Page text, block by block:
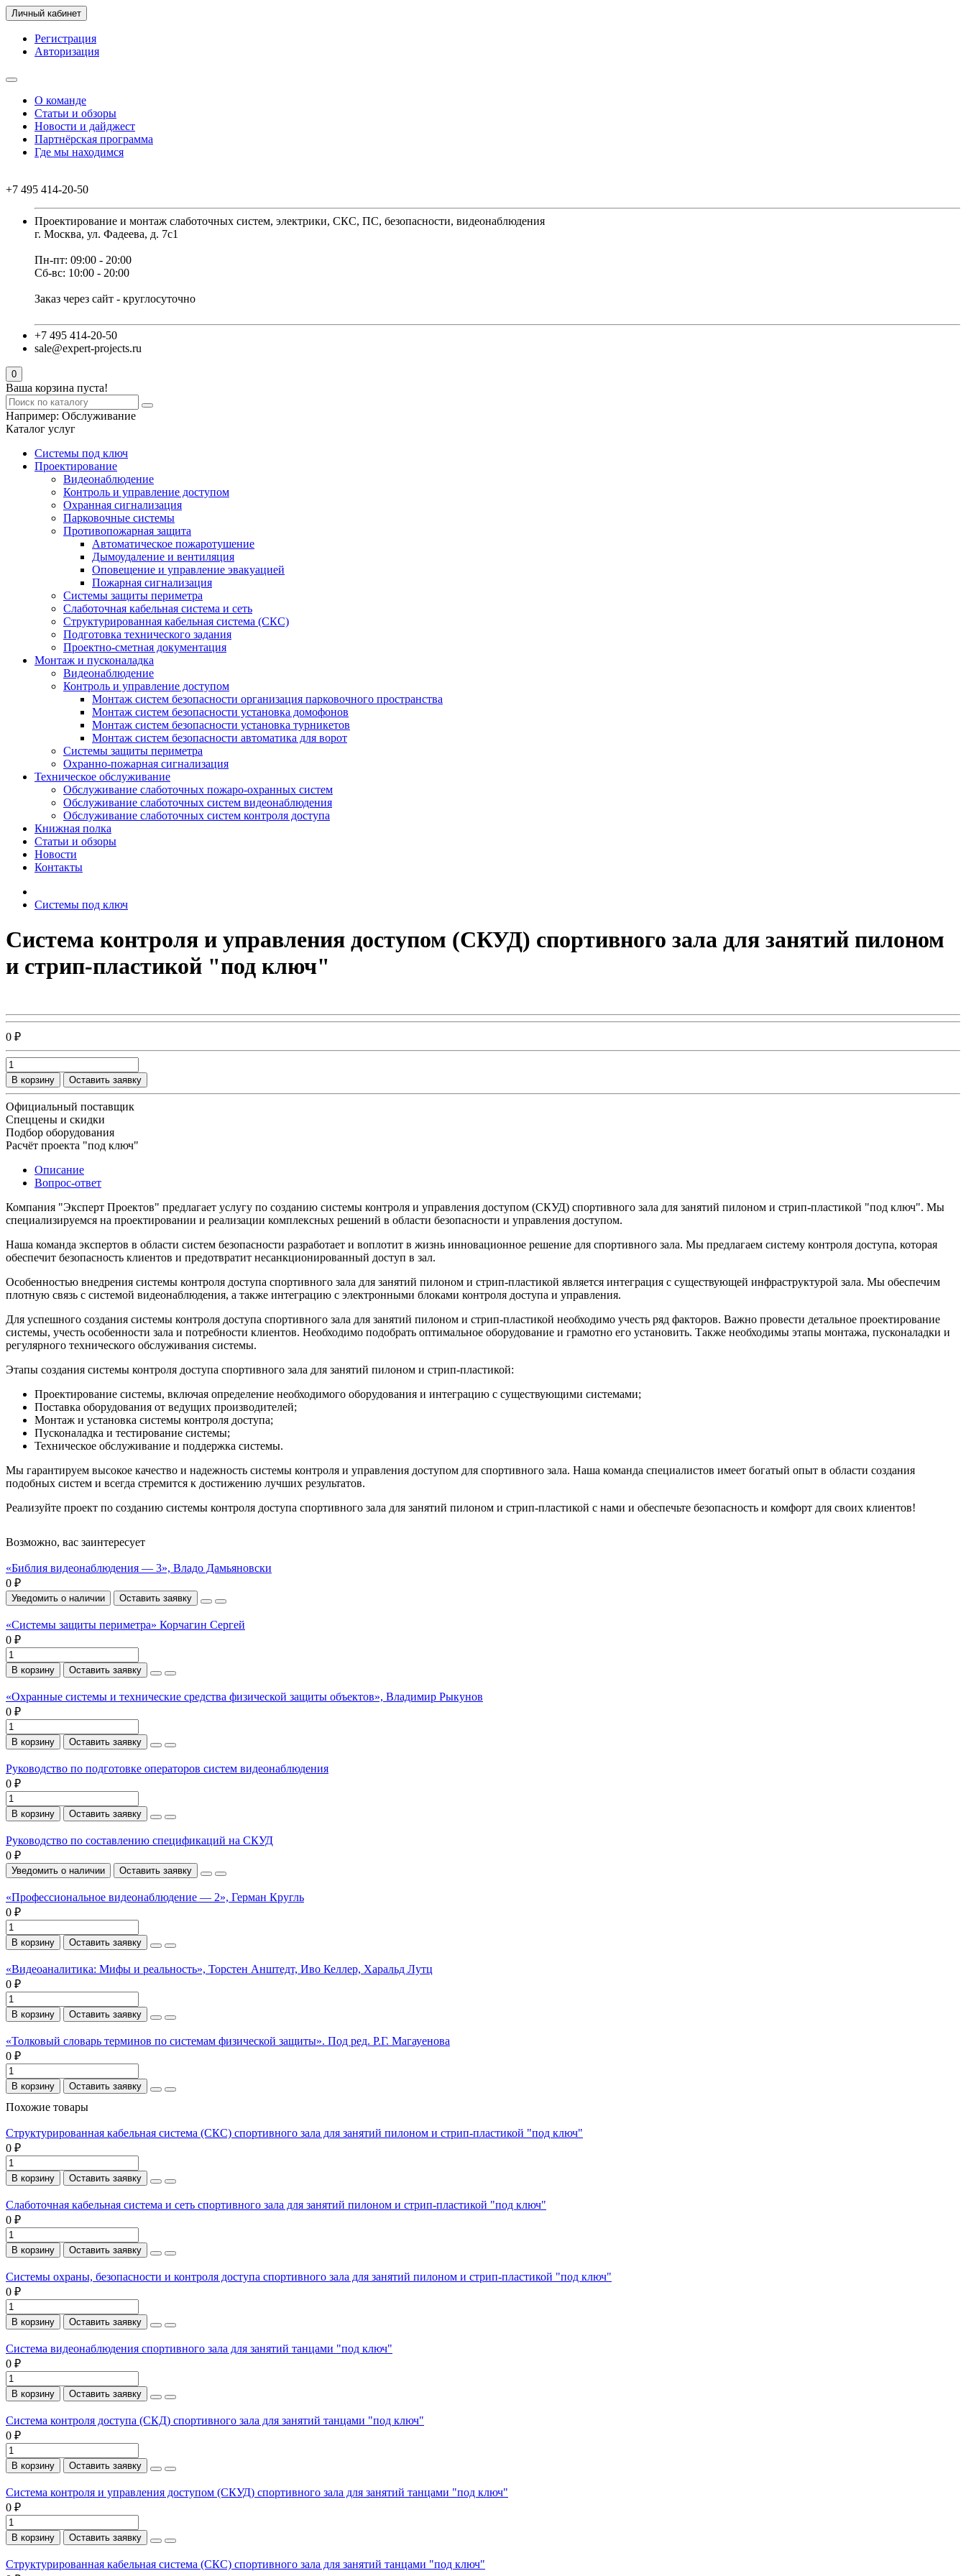
Личный кабинет
Регистрация
Авторизация
О команде
Статьи и обзоры
Новости и дайджест
Партнёрская программа
Где мы находимся
+7 495 414-20-50
Проектирование и монтаж слаботочных систем, электрики, СКС, ПС, безопасности, видеонаблюдения
г. Москва, ул. Фадеева, д. 7с1
Пн-пт: 09:00 - 20:00
Сб-вс: 10:00 - 20:00
Заказ через сайт - круглосуточно
+7 495 414-20-50
sale@expert-projects.ru
0
Ваша корзина пуста!
Например: Обслуживание
Каталог услуг
Системы под ключ
Проектирование
Видеонаблюдение
Контроль и управление доступом
Охранная сигнализация
Парковочные системы
Противопожарная защита
Автоматическое пожаротушение
Дымоудаление и вентиляция
Оповещение и управление эвакуацией
Пожарная сигнализация
Системы защиты периметра
Слаботочная кабельная система и сеть
Структурированная кабельная система (СКС)
Подготовка технического задания
Проектно-сметная документация
Монтаж и пусконаладка
Видеонаблюдение
Контроль и управление доступом
Монтаж систем безопасности организация парковочного пространства
Монтаж систем безопасности установка домофонов
Монтаж систем безопасности установка турникетов
Монтаж систем безопасности автоматика для ворот
Системы защиты периметра
Охранно-пожарная сигнализация
Техническое обслуживание
Обслуживание слаботочных пожаро-охранных систем
Обслуживание слаботочных систем видеонаблюдения
Обслуживание слаботочных систем контроля доступа
Книжная полка
Статьи и обзоры
Новости
Контакты
Системы под ключ
Система контроля и управления доступом (СКУД) спортивного зала для занятий пилоном
и стрип-пластикой "под ключ"
0 ₽
В корзину Оставить заявку
Официальный поставщик
Спеццены и скидки
Подбор оборудования
Расчёт проекта "под ключ"
Описание
Вопрос-ответ
Компания "Эксперт Проектов" предлагает услугу по созданию системы контроля и управления доступом (СКУД) спортивного зала для занятий пилоном и стрип-пластикой "под ключ". Мы
специализируемся на проектировании и реализации комплексных решений в области безопасности и управления доступом.
Наша команда экспертов в области систем безопасности разработает и воплотит в жизнь инновационное решение для спортивного зала. Мы предлагаем систему контроля доступа, которая
обеспечит безопасность клиентов и предотвратит несанкционированный доступ в зал.
Особенностью внедрения системы контроля доступа спортивного зала для занятий пилоном и стрип-пластикой является интеграция с существующей инфраструктурой зала. Мы обеспечим
плотную связь с системой видеонаблюдения, а также интеграцию с электронными блоками контроля доступа и управления.
Для успешного создания системы контроля доступа спортивного зала для занятий пилоном и стрип-пластикой необходимо учесть ряд факторов. Важно провести детальное проектирование
системы, учесть особенности зала и потребности клиентов. Необходимо подобрать оптимальное оборудование и грамотно его установить. Также необходимы этапы монтажа, пусконаладки и
регулярного технического обслуживания системы.
Этапы создания системы контроля доступа спортивного зала для занятий пилоном и стрип-пластикой:
Проектирование системы, включая определение необходимого оборудования и интеграцию с существующими системами;
Поставка оборудования от ведущих производителей;
Монтаж и установка системы контроля доступа;
Пусконаладка и тестирование системы;
Техническое обслуживание и поддержка системы.
Мы гарантируем высокое качество и надежность системы контроля и управления доступом для спортивного зала. Наша команда специалистов имеет богатый опыт в области создания
подобных систем и всегда стремится к достижению лучших результатов.
Реализуйте проект по созданию системы контроля доступа спортивного зала для занятий пилоном и стрип-пластикой с нами и обеспечьте безопасность и комфорт для своих клиентов!
Возможно, вас заинтересует
«Библия видеонаблюдения — 3», Владо Дамьяновски
0 ₽
Уведомить о наличии Оставить заявку
«Системы защиты периметра» Корчагин Сергей
0 ₽
В корзину Оставить заявку
«Охранные системы и технические средства физической защиты объектов», Владимир Рыкунов
0 ₽
В корзину Оставить заявку
Руководство по подготовке операторов систем видеонаблюдения
0 ₽
В корзину Оставить заявку
Руководство по составлению спецификаций на СКУД
0 ₽
Уведомить о наличии Оставить заявку
«Профессиональное видеонаблюдение — 2», Герман Кругль
0 ₽
В корзину Оставить заявку
«Видеоаналитика: Мифы и реальность», Торстен Анштедт, Иво Келлер, Харальд Лутц
0 ₽
В корзину Оставить заявку
«Толковый словарь терминов по системам физической защиты». Под ред. Р.Г. Магауенова
0 ₽
В корзину Оставить заявку
Похожие товары
Структурированная кабельная система (СКС) спортивного зала для занятий пилоном и стрип-пластикой "под ключ"
0 ₽
В корзину Оставить заявку
Слаботочная кабельная система и сеть спортивного зала для занятий пилоном и стрип-пластикой "под ключ"
0 ₽
В корзину Оставить заявку
Системы охраны, безопасности и контроля доступа спортивного зала для занятий пилоном и стрип-пластикой "под ключ"
0 ₽
В корзину Оставить заявку
Система видеонаблюдения спортивного зала для занятий танцами "под ключ"
0 ₽
В корзину Оставить заявку
Система контроля доступа (СКД) спортивного зала для занятий танцами "под ключ"
0 ₽
В корзину Оставить заявку
Система контроля и управления доступом (СКУД) спортивного зала для занятий танцами "под ключ"
0 ₽
В корзину Оставить заявку
Структурированная кабельная система (СКС) спортивного зала для занятий танцами "под ключ"